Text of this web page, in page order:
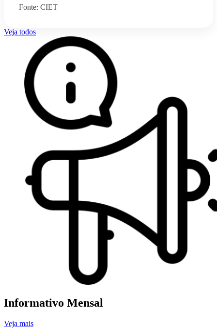
Fonte: CIET
Veja todos
Informativo Mensal
Veja mais